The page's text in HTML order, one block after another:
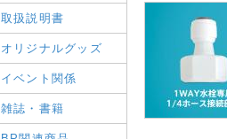
取扱説明書
オリジナルグッズ
イベント関係
雑誌・書籍